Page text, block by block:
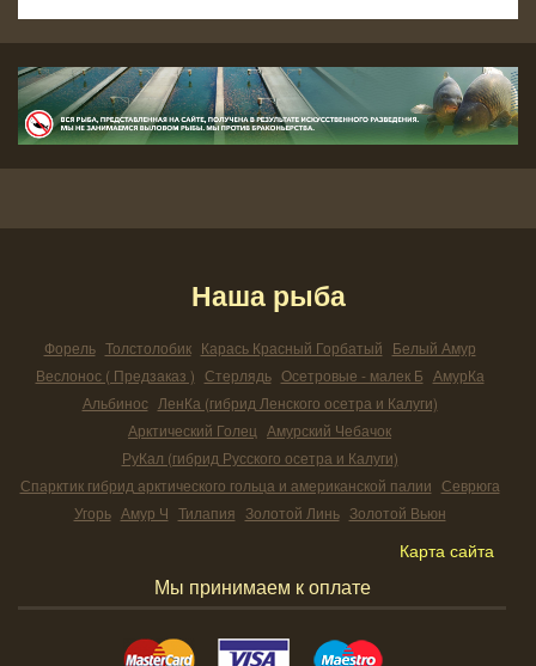
Наша рыба
Форель Толстолобик Карась Красный Горбатый Белый Амур
Веслонос ( Предзаказ ) Стерлядь Осетровые - малек Б АмурКа
Альбинос ЛенКа (гибрид Ленского осетра и Калуги)
Арктический Голец Амурский Чебачок
РуКал (гибрид Русского осетра и Калуги)
Спарктик гибрид арктического гольца и американской палии Севрюга
Угорь Амур Ч Тилапия Золотой Линь Золотой Вьюн
Карта сайта
Мы принимаем к оплате